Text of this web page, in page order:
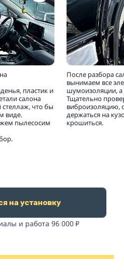
пластик и
салона
что бы
виде.
пылесосим
После разбора
вынимаем все
шумоизоляции, а
Тщательно
виброизоляцию,
держаться на
крошиться.
на установку
и работа 96 000 ₽